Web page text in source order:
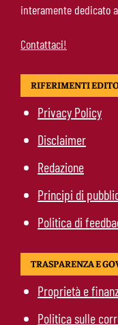
interamente dedicato
Contattaci!
RIFERIMENTI
Privacy Policy
Disclaimer
Redazione
Principi di
Politica di
TRASPARENZA E
Proprietà e
Politica sulle